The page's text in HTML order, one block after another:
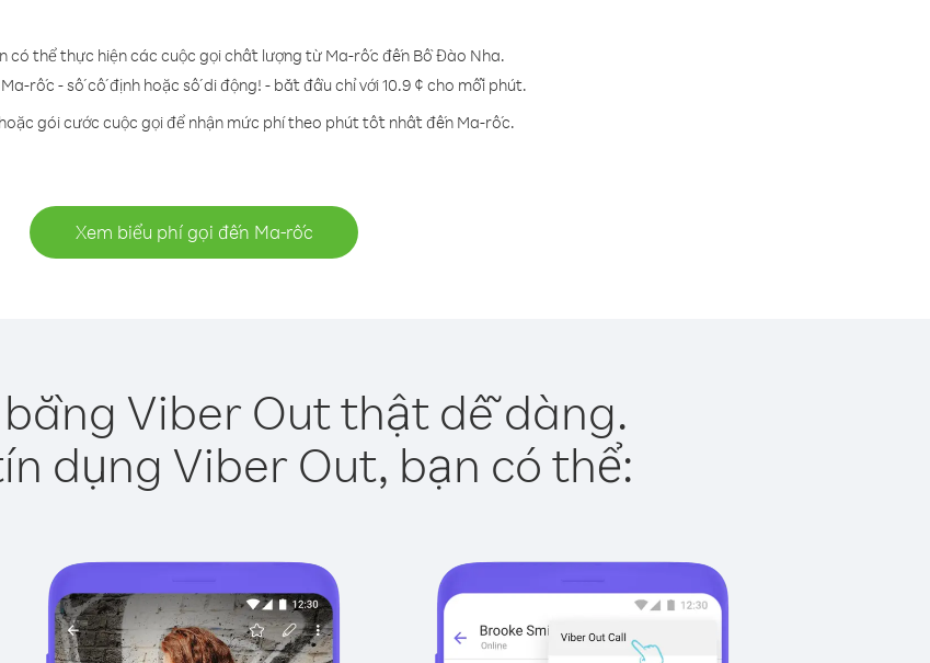
có thể thực hiện các cuộc gọi chất lượng từ Ma-rốc đến Bồ Đào Nha.
rốc - số cố định hoặc số di động! - bắt đầu chỉ với 10.9 ¢ cho mỗi phút.
gói cước cuộc gọi để nhận mức phí theo phút tốt nhất đến Ma-rốc.
Xem biểu phí gọi đến Ma-rốc
Viber Out thật dễ dàng.
dụng Viber Out, bạn có thể: